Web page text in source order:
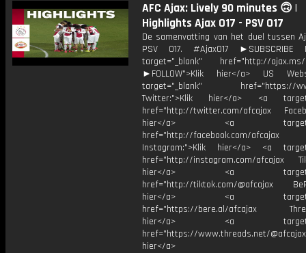
AFC Ajax: Lively 90 minutes 🙃 |
Highlights Ajax O17 - PSV O17
De samenvatting van het duel tussen
PSV O17. #AjaxO17 ►SUBSCRIBE
target="_blank" href="http://ajax.ms/
►FOLLOW">Klik hier</a> US
target="_blank" href="https://
Twitter:">Klik hier</a> <a
href="http://twitter.com/afcajax
hier</a> <a
href="http://facebook.com/afcajax
Instagram:">Klik hier</a> <a
href="http://instagram.com/afcajax
hier</a> <a
href="http://tiktok.com/@afcajax
hier</a> <a
href="https://bere.al/afcajax
hier</a> <a
href="https://www.threads.net/
hier</a>